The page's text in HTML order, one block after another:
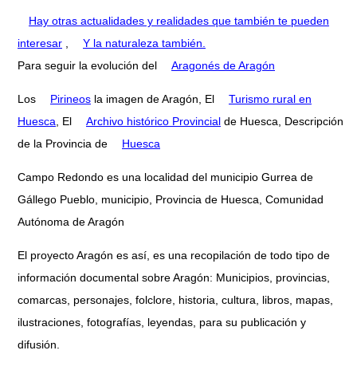
Hay otras actualidades y realidades que también te pueden
interesar ,
Y la naturaleza también.
Para seguir la evolución del
Aragonés de Aragón
Los Pirineos la imagen de Aragón, El
Turismo rural en
Huesca, El Archivo histórico Provincial de Huesca, Descripción
de la Provincia de
Huesca
Campo Redondo es una localidad del municipio Gurrea de
Gállego Pueblo, municipio, Provincia de Huesca, Comunidad
Autónoma de Aragón
El proyecto Aragón es así, es una recopilación de todo tipo de
información documental sobre Aragón: Municipios, provincias,
comarcas, personajes, folclore, historia, cultura, libros, mapas,
ilustraciones, fotografías, leyendas, para su publicación y
difusión.